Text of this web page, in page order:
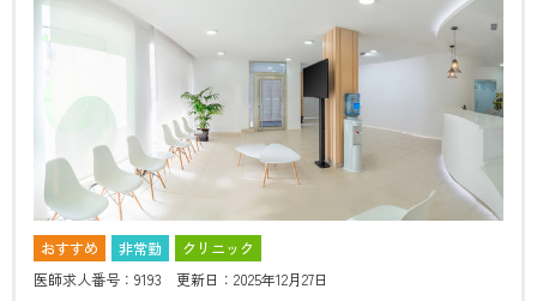
おすすめ 非常勤
クリニック
医師求人番号：9193 更新日：2025年12月27日